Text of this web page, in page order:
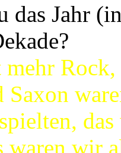
das Jahr
waren wir